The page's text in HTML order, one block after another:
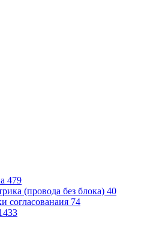
479
(провода без блока) 40
согласованаия 74